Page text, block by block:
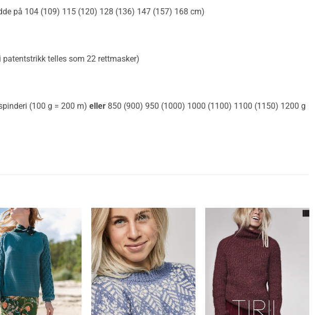
på 104 (109) 115 (120) 128 (136) 147 (157) 168 cm)
telles som 22 rettmasker)
(100 g = 200 m) eller 850 (900) 950 (1000) 1000 (1100) 1100 (1150) 1200 g